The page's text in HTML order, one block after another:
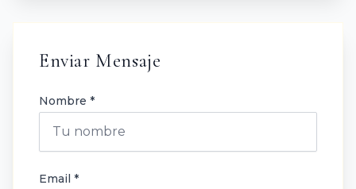
Enviar Mensaje
Nombre *
Email *